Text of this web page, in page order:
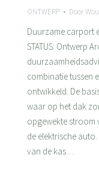
ONTWERP Door
Duurzame carport
STATUS: Ontwerp
combinatie tussen
ontwikkeld. De
waar op het dak
opgewekte
de elektrische
van de kas…